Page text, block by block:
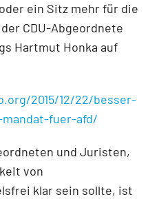
ein Sitz mehr für die
CDU-Abgeordnete
Hartmut Honka auf
2015/12/22/besser-
fuer-afd/
und Juristen,
von
klar sein sollte, ist